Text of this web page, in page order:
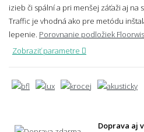
izieb či spální a pri menšej záťaži aj na
Traffic je vhodná ako pre metódu
lepenie. Porovnanie podložiek
Zobraziť parametre
Doprava aj